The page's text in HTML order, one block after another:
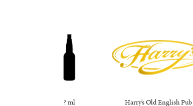
? ml Harry's Old English Pub